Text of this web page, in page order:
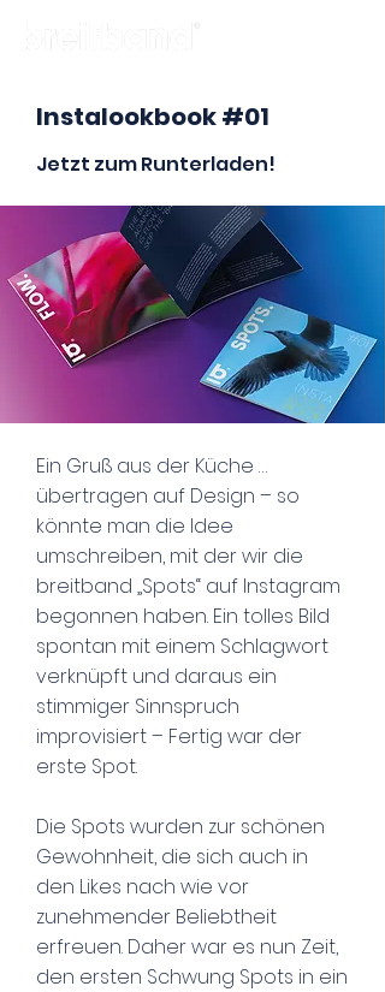
Instalookbook #01
Jetzt zum Runterladen!
Ein Gruß aus der Küche …
übertragen auf Design – so
könnte man die Idee
umschreiben, mit der wir die
breitband „Spots“ auf Instagram
begonnen haben. Ein tolles Bild
spontan mit einem Schlagwort
verknüpft und daraus ein
stimmiger Sinnspruch
improvisiert – Fertig war der
erste Spot.
Die Spots wurden zur schönen
Gewohnheit, die sich auch in
den Likes nach wie vor
zunehmender Beliebtheit
erfreuen. Daher war es nun Zeit,
den ersten Schwung Spots in ein